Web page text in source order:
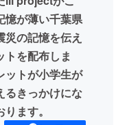
for Social Good
ふるさと納税machi-ya
憶が薄い千葉県
の記憶を伝え
トを配布しま
ットが小学生が
るきっかけにな
ます。